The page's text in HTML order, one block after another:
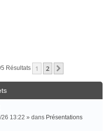
Résultats 1 2
26 13:22 » dans Présentations